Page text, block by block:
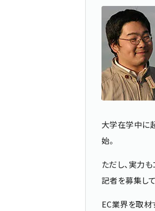
大学在学中に
始。
ただし、実力
記者を募集し
EC業界を取材